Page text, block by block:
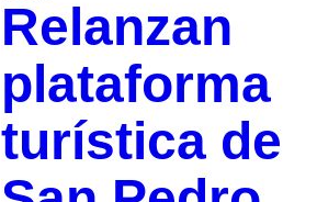
Relanzan
plataforma
turística de